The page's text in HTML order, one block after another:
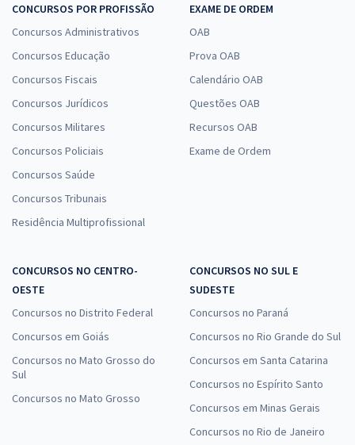
CONCURSOS POR PROFISSÃO
Concursos Administrativos
Concursos Educação
Concursos Fiscais
Concursos Jurídicos
Concursos Militares
Concursos Policiais
Concursos Saúde
Concursos Tribunais
Residência Multiprofissional
EXAME DE ORDEM
OAB
Prova OAB
Calendário OAB
Questões OAB
Recursos OAB
Exame de Ordem
CONCURSOS NO CENTRO-
OESTE
Concursos no Distrito Federal
Concursos em Goiás
Concursos no Mato Grosso do
Sul
Concursos no Mato Grosso
CONCURSOS NO SUL E
SUDESTE
Concursos no Paraná
Concursos no Rio Grande do Sul
Concursos em Santa Catarina
Concursos no Espírito Santo
Concursos em Minas Gerais
Concursos no Rio de Janeiro